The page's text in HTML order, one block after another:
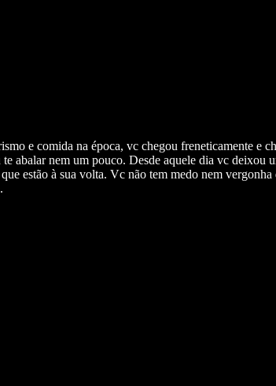
e comida na época, vc chegou freneticamente e
nem um pouco. Desde aquele dia vc deixou
estão à sua volta. Vc não tem medo nem